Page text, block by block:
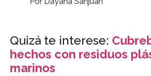
Quizá te interese:
hechos con residuos
marinos